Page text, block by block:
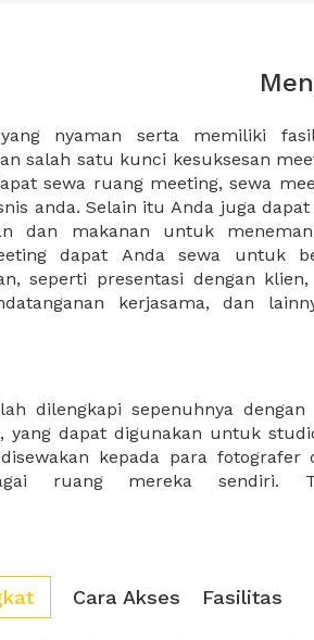
nyaman serta memiliki
salah satu kunci kesuksesan
sewa ruang meeting, sewa
anda. Selain itu Anda juga dapat
dan makanan untuk
dapat Anda sewa untuk
seperti presentasi dengan klien,
kerjasama, dan
diatur susunan tempat
ruangan. Ribuan
berdasarkan corak interior,
sesuai dengan budget
dengan kebutuhan klien
akan mempermudah
dilengkapi sepenuhnya
yang dapat digunakan untuk
kepada para fotografer
ruang mereka sendiri.
Kami memiliki ruangan yang
tanpa batas kreatifitas kalian dan
Cara Akses Fasilitas